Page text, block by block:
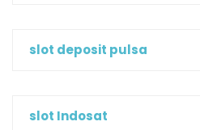
slot deposit pulsa
slot Indosat